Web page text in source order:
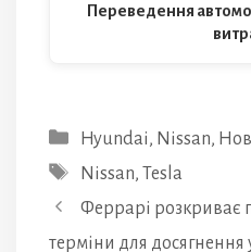
Переведення
Категорії
Hyundai, Nissan,
Позначки
Nissan, Tesla
Феррарі розкриває
терміни для досягнення